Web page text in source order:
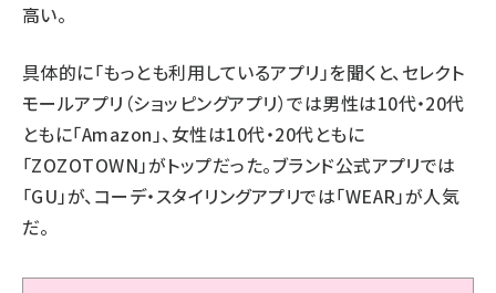
高い。
具体的に「もっとも利用しているアプリ」を聞くと、セレクト
モールアプリ（ショッピングアプリ）では男性は10代・20代
ともに「Amazon」、女性は10代・20代ともに
「ZOZOTOWN」がトップだった。ブランド公式アプリでは
「GU」が、コーデ・スタイリングアプリでは「WEAR」が人気
だ。